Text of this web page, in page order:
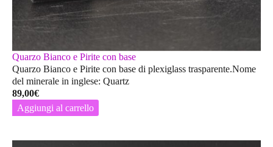
Quarzo Bianco e Pirite con base
Quarzo Bianco e Pirite con base di plexiglass trasparente.Nome
del minerale in inglese: Quartz
89,00€
Aggiungi al carrello